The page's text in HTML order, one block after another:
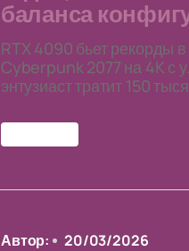
баланса
RTX 4090 бьет рекорды
Cyberpunk 2077 на 4K с
энтузиаст тратит 150
Автор: 20/03/2026